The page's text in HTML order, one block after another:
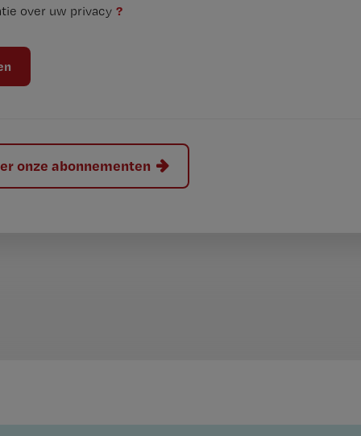
over uw privacy ?
onze abonnementen